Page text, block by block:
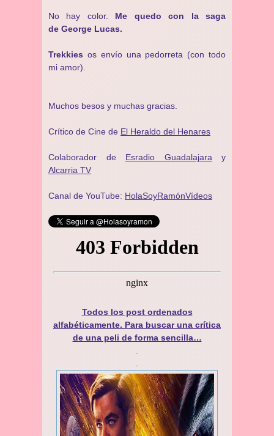
No hay color. Me quedo con la saga
de George Lucas.
Trekkies os envío una pedorreta (con todo
mi amor).
Muchos besos y muchas gracias.
Crítico de Cine de El Heraldo del Henares
Colaborador de Esradio Guadalajara y
Alcarria TV
Canal de YouTube: HolaSoyRamónVídeos
Todos los post ordenados
alfabéticamente. Para buscar una crítica
de una peli de forma sencilla…